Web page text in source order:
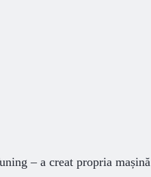
– a creat propria mașină